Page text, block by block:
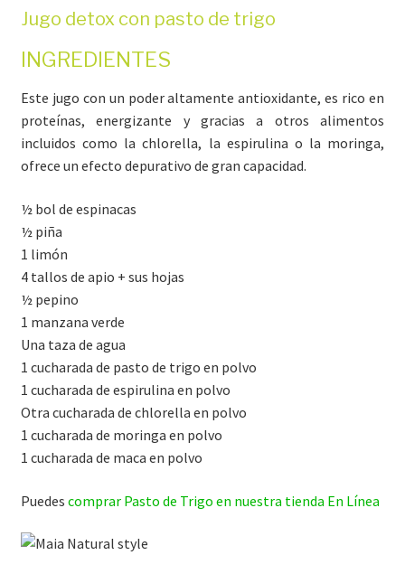
Jugo detox con pasto de trigo
INGREDIENTES
Este jugo con un poder altamente antioxidante, es rico en
proteínas, energizante y gracias a otros alimentos
incluidos como la chlorella, la espirulina o la moringa,
ofrece un efecto depurativo de gran capacidad.
½ bol de espinacas
½ piña
1 limón
4 tallos de apio + sus hojas
½ pepino
1 manzana verde
Una taza de agua
1 cucharada de pasto de trigo en polvo
1 cucharada de espirulina en polvo
Otra cucharada de chlorella en polvo
1 cucharada de moringa en polvo
1 cucharada de maca en polvo
Puedes comprar Pasto de Trigo en nuestra tienda En Línea